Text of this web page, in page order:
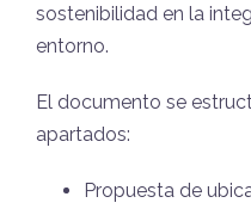
sostenibilidad en la
entorno.
El documento se
apartados:
Propuesta de